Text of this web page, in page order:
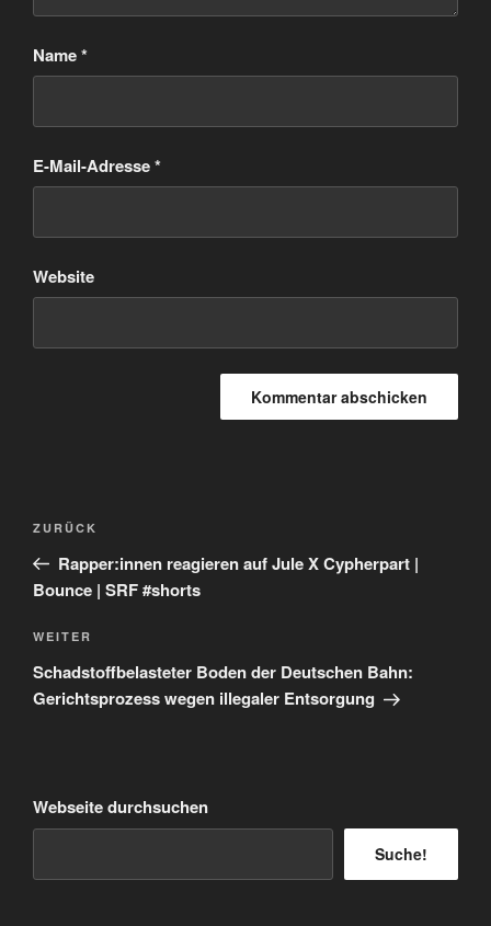
Name*
E-Mail-Adresse*
Website
Beitragsnavigation
Vorheriger
Beitrag
ZURÜCK
Rapper:innen reagieren auf Jule X Cypherpart |
Bounce | SRF #shorts
Nächster
Beitrag
WEITER
Schadstoffbelasteter Boden der Deutschen Bahn:
Gerichtsprozess wegen illegaler Entsorgung
Webseite durchsuchen
Suche!